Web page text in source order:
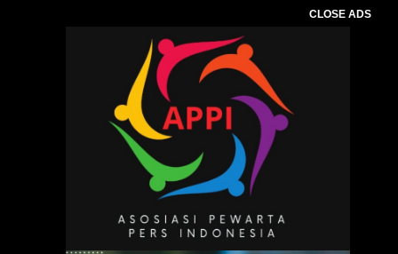
CLOSE ADS